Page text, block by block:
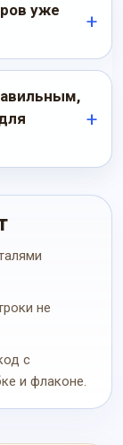
уже
не
с
и флаконе.